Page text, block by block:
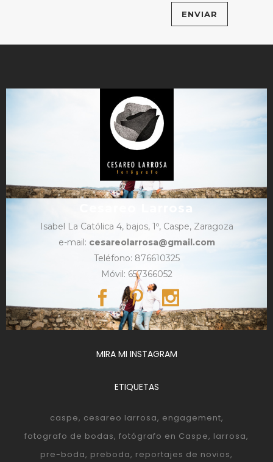
Cesareo Larrosa
Isabel La Católica 4, bajos, 1º, Caspe, Zaragoza
e-mail: cesareolarrosa@gmail.com
Teléfono: 876610325
Móvil: 657366052
MIRA MI INSTAGRAM
ETIQUETAS
caspe cesareo larrosa engagement
fotografo de bodas fotógrafo en Caspe larrosa
pre-boda preboda reportajes de novios